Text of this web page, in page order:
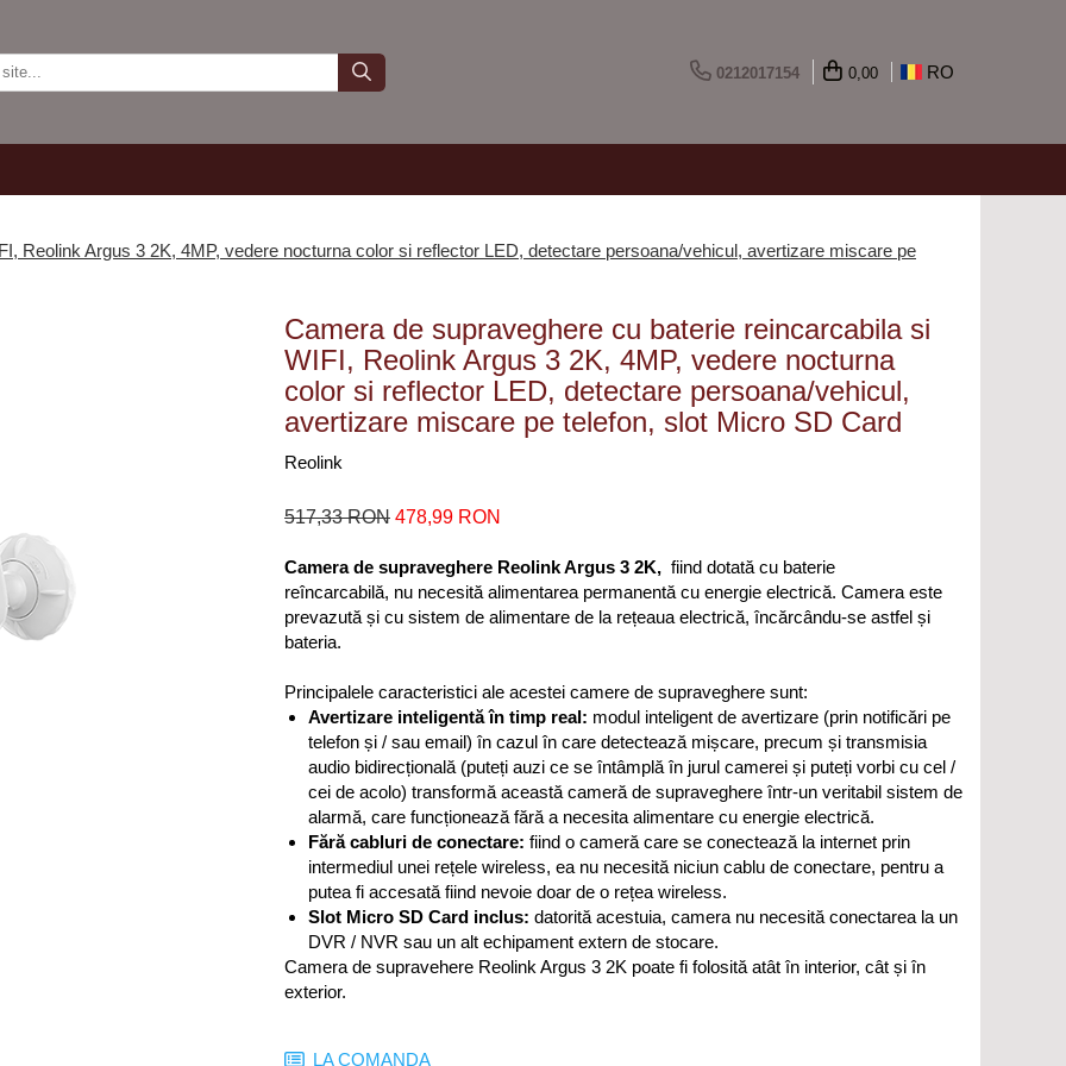
0212017154 0,00 RO
Reolink Argus 3 2K, 4MP, vedere nocturna color si reflector LED, detectare persoana/vehicul, avertizare miscare pe
Camera de supraveghere cu baterie reincarcabila si
WIFI, Reolink Argus 3 2K, 4MP, vedere nocturna
color si reflector LED, detectare persoana/vehicul,
avertizare miscare pe telefon, slot Micro SD Card
Reolink
517,33 RON 478,99 RON
Camera de supraveghere Reolink Argus 3 2K, fiind dotată cu baterie
reîncarcabilă, nu necesită alimentarea permanentă cu energie electrică. Camera este
prevazută și cu sistem de alimentare de la rețeaua electrică, încărcându-se astfel și
bateria.
Principalele caracteristici ale acestei camere de supraveghere sunt:
Avertizare inteligentă în timp real: modul inteligent de avertizare (prin notificări pe
telefon și / sau email) în cazul în care detectează mișcare, precum și transmisia
audio bidirecțională (puteți auzi ce se întâmplă în jurul camerei și puteți vorbi cu cel /
cei de acolo) transformă această cameră de supraveghere într-un veritabil sistem de
alarmă, care funcționează fără a necesita alimentare cu energie electrică.
Fără cabluri de conectare: fiind o cameră care se conectează la internet prin
intermediul unei rețele wireless, ea nu necesită niciun cablu de conectare, pentru a
putea fi accesată fiind nevoie doar de o rețea wireless.
Slot Micro SD Card inclus: datorită acestuia, camera nu necesită conectarea la un
DVR / NVR sau un alt echipament extern de stocare.
Camera de supravehere Reolink Argus 3 2K poate fi folosită atât în interior, cât și în
exterior.
LA COMANDA